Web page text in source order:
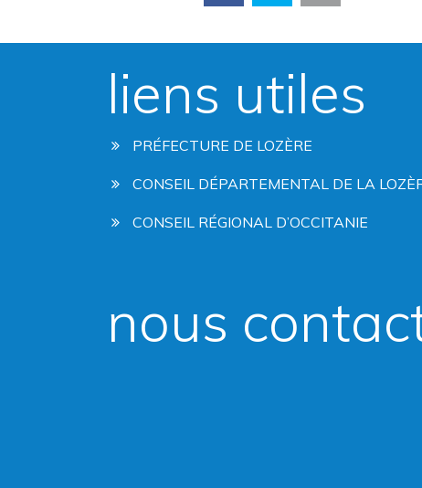
liens utiles
PRÉFECTURE DE LOZÈRE
CONSEIL DÉPARTEMENTAL DE LA
CONSEIL RÉGIONAL D’OCCITANIE
nous